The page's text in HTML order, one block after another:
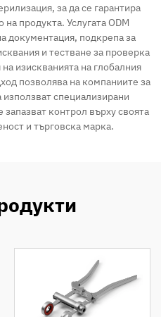
за да се гарантира
продукта. Услугата ODM
документация, подкрепа за
и тестване за проверка
изискванията на глобалния
позволява на компаниите за
специализирани
контрол върху своята
и търговска марка.